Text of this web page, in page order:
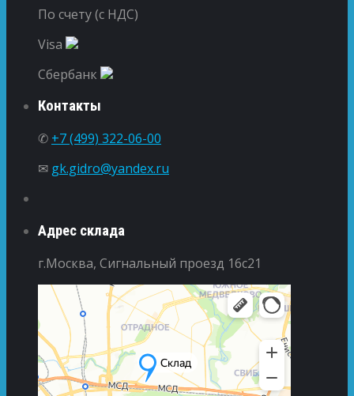
По счету (с НДС)
Visa
Сбербанк
Контакты
✆ +7 (499) 322-06-00
✉ gk.gidro@yandex.ru
Адрес склада
г.Москва, Сигнальный проезд 16с21